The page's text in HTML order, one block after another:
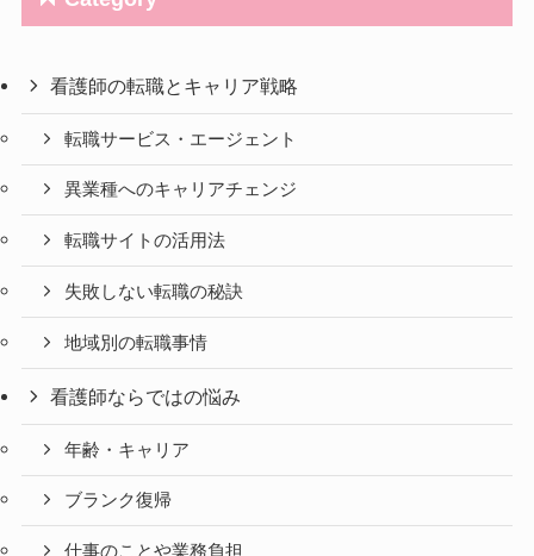
看護師の転職とキャリア戦略
転職サービス・エージェント
異業種へのキャリアチェンジ
転職サイトの活用法
失敗しない転職の秘訣
地域別の転職事情
看護師ならではの悩み
年齢・キャリア
ブランク復帰
仕事のことや業務負担